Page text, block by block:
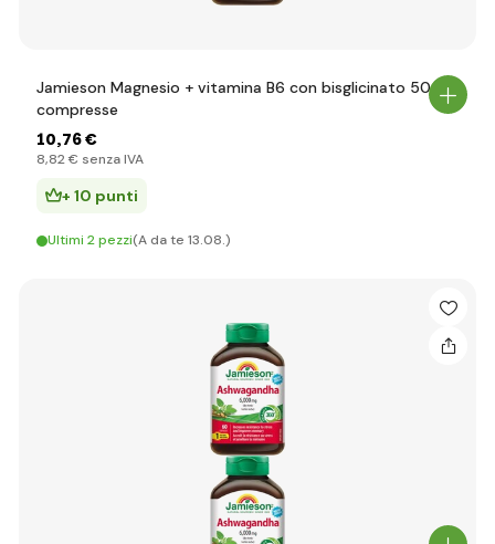
Jamieson Magnesio + vitamina B6 con bisglicinato 50
compresse
10,76 €
8,82 € senza IVA
+ 10 punti
Ultimi 2 pezzi(A da te 13.08.)